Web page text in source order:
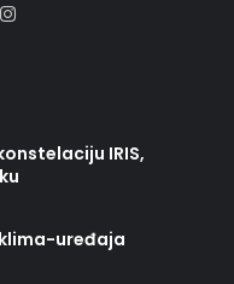
YouTube
IRIS,
uređaja